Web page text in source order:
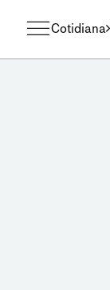
Cotidiana